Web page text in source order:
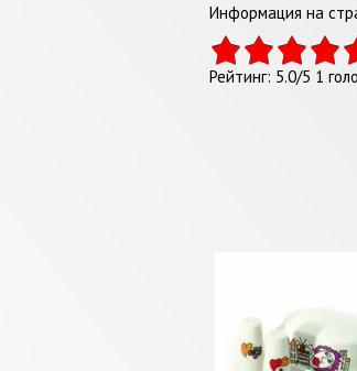
Информация на
Рейтинг: 5.0/5 1